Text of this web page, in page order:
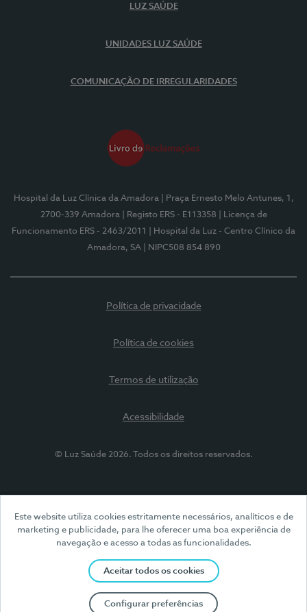
Este website utiliza cookies estritamente necessários, analíticos e de
marketing e publicidade, para lhe oferecer uma boa experiência de
navegação e acesso a todas as funcionalidades.
Aceitar todos os cookies
Configurar preferências
LUZ SAÚDE
UNIDADES LUZ SAÚDE
COMUNICAÇÃO DE IRREGULARIDADES
Hospital da Luz Clínica da Amadora
| Praça Ernesto Melo Antunes, 1,
2700-339 Amadora
| Registo ERS - E113358
| Licença de
Funcionamento ERS - 2463/2011
| Hospital da Luz - Centro Clínico da
Amadora, SA
| NIPC508 854 890
Política de privacidade
Política de cookies
Termos de utilização
Acessibilidade
© Luz Saúde 2026. Todos os direitos reservados.